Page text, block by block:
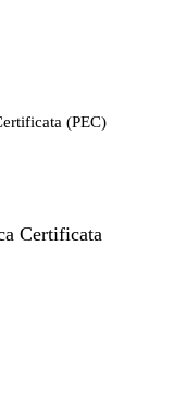
(PEC)
Certificata